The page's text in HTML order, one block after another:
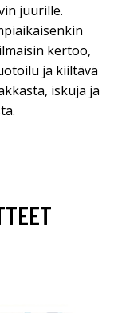
juurille.
kertoo,
ja kiiltävä
iskuja ja